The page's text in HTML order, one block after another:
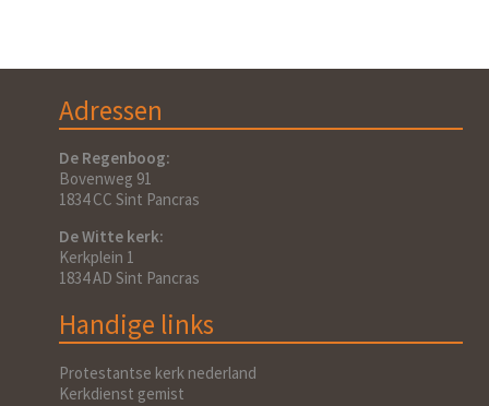
Adressen
De Regenboog:
Bovenweg 91
1834 CC Sint Pancras
De Witte kerk:
Kerkplein 1
1834 AD Sint Pancras
Handige links
Protestantse kerk nederland
Kerkdienst gemist